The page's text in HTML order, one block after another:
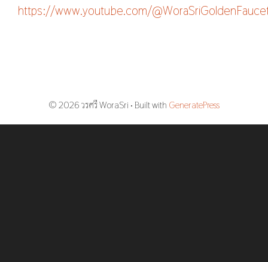
https://www.youtube.com/
© 2026 วรศรี WoraSri • Built with GeneratePress